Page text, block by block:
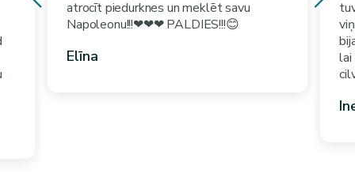
atrocīt piedurknes un meklēt savu
Napoleonu!!!❤❤❤ PALDIES!!!😊
Elīna
lai